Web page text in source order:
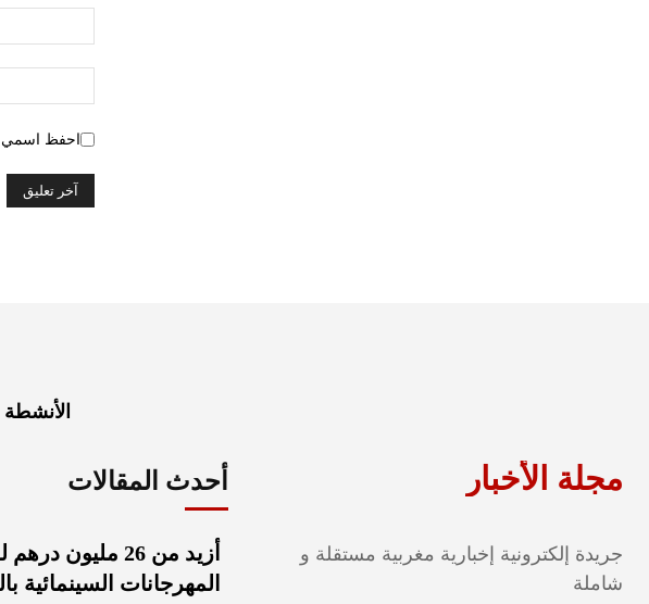
احفظ اسمي
الأنشطة
أحدث المقالات
أزيد من 26 مليون
المهرجانات السينمائية
مجلة الأخبار
جريدة إلكترونية إخبارية مغربية مستقلة و
شاملة